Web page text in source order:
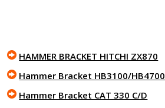
HAMMER BRACKET HITCHI ZX870
Hammer Bracket HB3100/HB4700
Hammer Bracket CAT 330 C/D